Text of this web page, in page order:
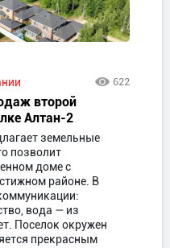
622
второй
Алтан-2
земельные
позволит
доме с
районе. В
вода — из
Поселок окружен
прекрасным